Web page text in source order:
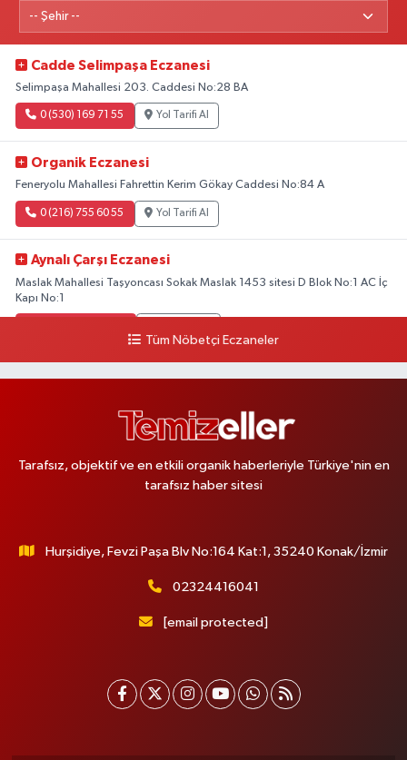
Cadde Selimpaşa Eczanesi
Selimpaşa Mahallesi 203. Caddesi No:28 BA
0 (530) 169 71 55 Yol Tarifi Al
Organik Eczanesi
Feneryolu Mahallesi Fahrettin Kerim Gökay Caddesi No:84 A
0 (216) 755 60 55 Yol Tarifi Al
Aynalı Çarşı Eczanesi
Maslak Mahallesi Taşyoncası Sokak Maslak 1453 sitesi D Blok No:1 AC İç
Kapı No:1
Yol Tarifi Al
Ezgi Eczanesi
Petroliş Mahallesi Üsküdar Caddesi 53 C VENİ VİDİ GÖZ HASTANESİ
Bayraktar Eczanesi
Ata Eczanesi
Yayla Mahallesi Şinasi Dural Caddesi 29 B Tuzla İlçe Sağlık Müdürlüğü
Tüm Nöbetçi Eczaneler
Tarafsız, objektif ve en etkili organik haberleriyle Türkiye'nin en
tarafsız haber sitesi
Hurşidiye, Fevzi Paşa Blv No:164 Kat:1, 35240 Konak/İzmir
02324416041
[email protected]